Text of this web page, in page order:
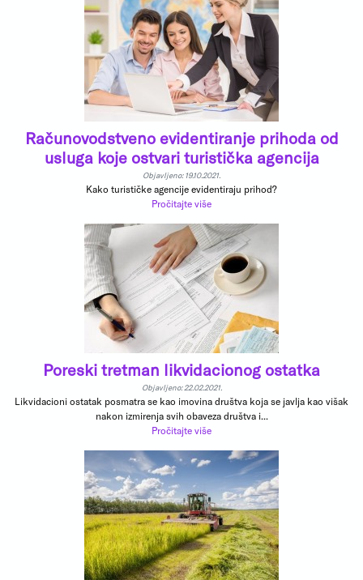
Računovodstveno evidentiranje prihoda od
usluga koje ostvari turistička agencija
Objavljeno: 19.10.2021.
Kako turističke agencije evidentiraju prihod?
Pročitajte više
Poreski tretman likvidacionog ostatka
Objavljeno: 22.02.2021.
Likvidacioni ostatak posmatra se kao imovina društva koja se javlja kao višak
nakon izmirenja svih obaveza društva i...
Pročitajte više